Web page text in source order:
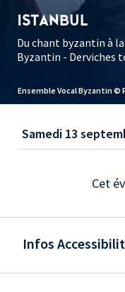
Ensemble Vocal Byzantin ©
ISTANBUL
Du chant byzantin à
Byzantin - Derviches
Samedi 13
Cet
Infos